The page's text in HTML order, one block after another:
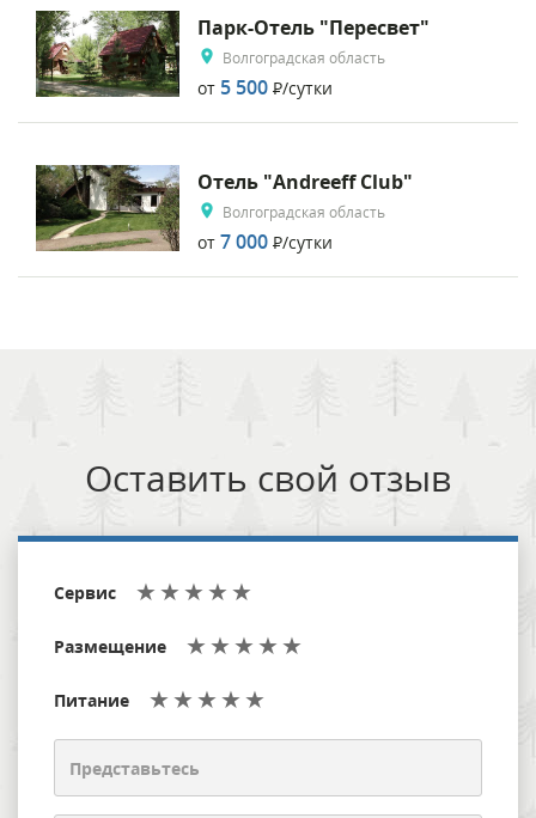
Парк-Отель "Пересвет"
Волгоградская область
от 5 500 Р/сутки
Отель "Andreeff Club"
Волгоградская область
от 7 000 Р/сутки
Оставить свой отзыв
Сервис
Размещение
Питание